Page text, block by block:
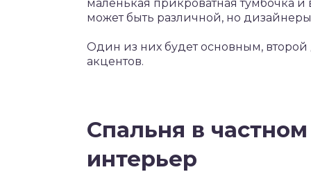
маленькая прикроватная тумбочка
может быть различной, но дизайнеры
Один из них будет основным,
акцентов.
Спальня в
интерьер